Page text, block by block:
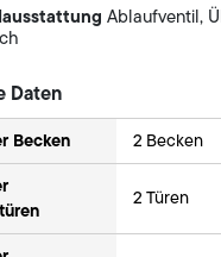
Ablaufventil,
Daten
Becken 2 Becken
2 Türen